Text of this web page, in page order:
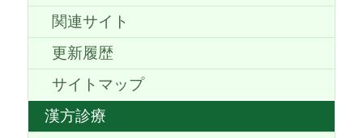
関連サイト
更新履歴
サイトマップ
漢方診療